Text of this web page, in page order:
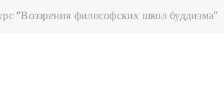
“Воззрения философских школ буддизма”